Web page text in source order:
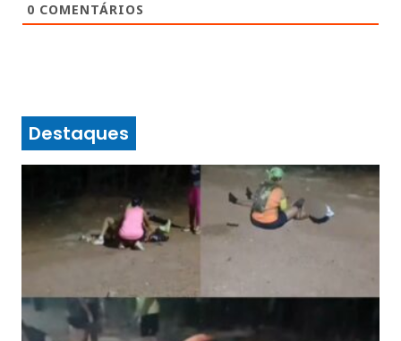
0 COMENTÁRIOS
Destaques